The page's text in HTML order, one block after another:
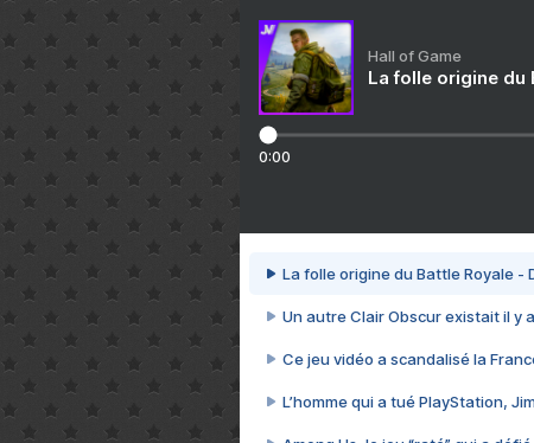
Hall of Game
La folle origine du
0:00
La folle origine du Battle Royale -
Un autre Clair Obscur existait il y
Ce jeu vidéo a scandalisé la
L’homme qui a tué PlayStation,